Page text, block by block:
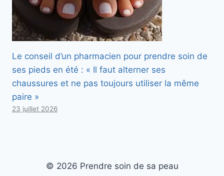
Le conseil d’un pharmacien pour prendre soin de
ses pieds en été : « Il faut alterner ses
chaussures et ne pas toujours utiliser la même
paire »
23 juillet 2026
© 2026 Prendre soin de sa peau